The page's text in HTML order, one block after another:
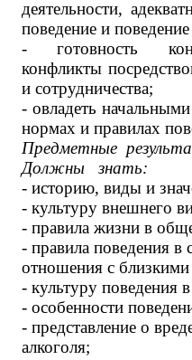
деятельности,
поведение и
- готовность
конфликты
и сотрудничества;
- овладеть
нормах и правилах
Предметные
Должны знать:
- историю, виды и
- культуру внешнего
- правила жизни в
- правила поведения в
отношения с
- культуру поведения
- особенности
- представление о
алкоголя;